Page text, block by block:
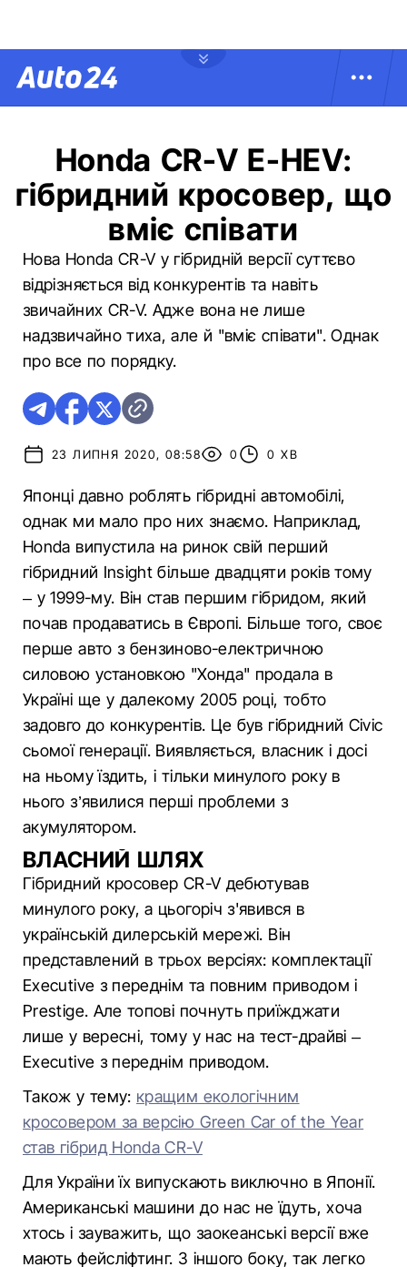
Honda CR-V E-HEV:
гібридний кросовер, що
вміє співати
Нова Honda CR-V у гібридній версії суттєво
відрізняється від конкурентів та навіть
звичайних CR-V. Адже вона не лише
надзвичайно тиха, але й "вміє співати". Однак
про все по порядку.
23 ЛИПНЯ 2020, 08:58 0 0 ХВ
Японці давно роблять гібридні автомобілі,
однак ми мало про них знаємо. Наприклад,
Honda випустила на ринок свій перший
гібридний Insight більше двадцяти років тому
– у 1999-му. Він став першим гібридом, який
почав продаватись в Європі. Більше того, своє
перше авто з бензиново-електричною
силовою установкою "Хонда" продала в
Україні ще у далекому 2005 році, тобто
задовго до конкурентів. Це був гібридний Civic
сьомої генерації. Виявляється, власник і досі
на ньому їздить, і тільки минулого року в
нього з’явилися перші проблеми з
акумулятором.
ВЛАСНИЙ ШЛЯХ
Гібридний кросовер CR-V дебютував
минулого року, а цьогоріч з'явився в
українській дилерській мережі. Він
представлений в трьох версіях: комплектації
Executive з переднім та повним приводом і
Prestige. Але топові почнуть приїжджати
лише у вересні, тому у нас на тест-драйві –
Executive з переднім приводом.
Також у тему: кращим екологічним
кросовером за версію Green Car of the Year
став гібрид Honda CR-V
Для України їх випускають виключно в Японії.
Американські машини до нас не їдуть, хоча
хтось і зауважить, що заокеанські версії вже
мають фейсліфтинг. З іншого боку, так легко